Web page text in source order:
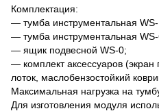
Комплектация:
— тумба инструментальная
— тумба инструментальная
— ящик подвесной WS-0;
— комплект аксессуаров
лоток, маслобензостойкий
Максимальная нагрузка на
Для изготовления модуля